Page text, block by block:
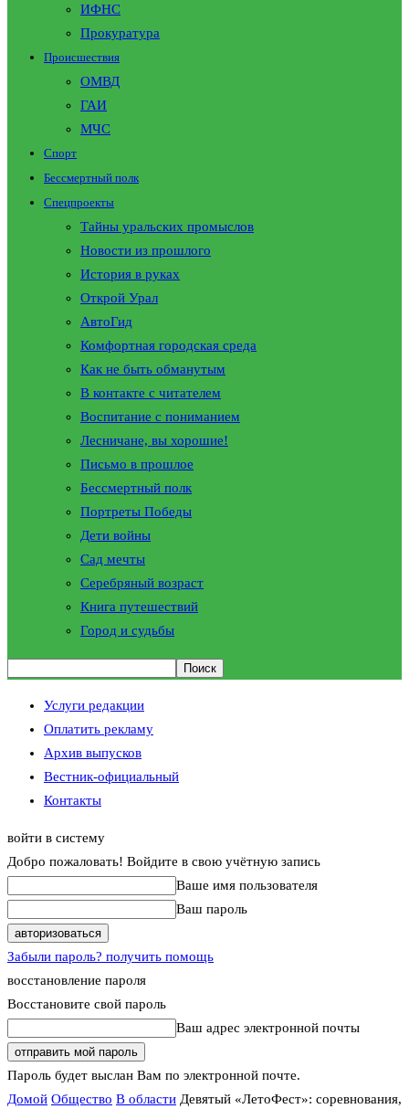
ИФНС
Прокуратура
Происшествия
ОМВД
ГАИ
МЧС
Спорт
Бессмертный полк
Спецпроекты
Тайны уральских промыслов
Новости из прошлого
История в руках
Открой Урал
АвтоГид
Комфортная городская среда
Как не быть обманутым
В контакте с читателем
Воспитание с пониманием
Лесничане, вы хорошие!
Письмо в прошлое
Бессмертный полк
Портреты Победы
Дети войны
Сад мечты
Серебряный возраст
Книга путешествий
Город и судьбы
Услуги редакции
Оплатить рекламу
Архив выпусков
Вестник-официальный
Контакты
войти в систему
Добро пожаловать! Войдите в свою учётную запись
Ваше имя пользователя
Ваш пароль
Забыли пароль? получить помощь
восстановление пароля
Восстановите свой пароль
Ваш адрес электронной почты
Пароль будет выслан Вам по электронной почте.
Домой Общество В области Девятый «ЛетоФест»: соревнования,